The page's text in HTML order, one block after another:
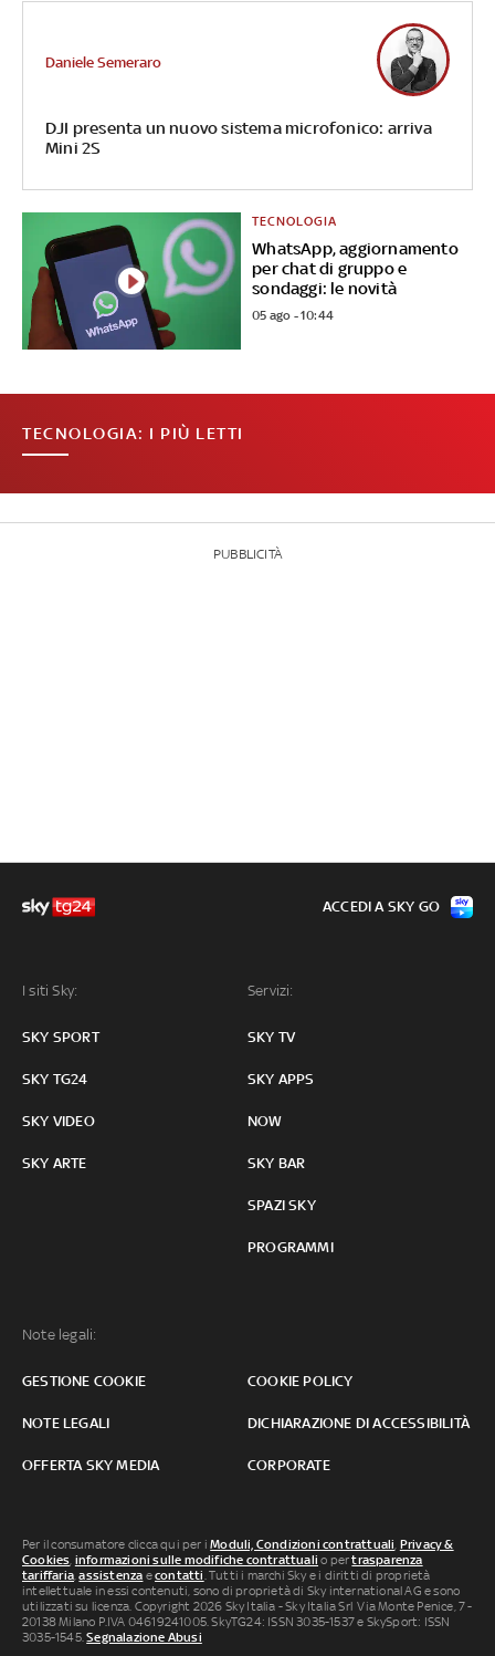
DJI presenta un nuovo sistema microfonico: arriva
Mini 2S
Daniele Semeraro
WhatsApp, aggiornamento
per chat di gruppo e
sondaggi: le novità
TECNOLOGIA
05 ago - 10:44
TECNOLOGIA: I PIÙ LETTI
PUBBLICITÀ
I siti Sky:
SKY SPORT
SKY TG24
SKY VIDEO
SKY ARTE
Servizi:
SKY TV
SKY APPS
NOW
SKY BAR
SPAZI SKY
PROGRAMMI
Note legali:
GESTIONE COOKIE COOKIE POLICY
NOTE LEGALI DICHIARAZIONE DI ACCESSIBILITÀ
OFFERTA SKY MEDIA CORPORATE
ACCEDI A SKY GO
Per il consumatore clicca qui per iModuli, Condizioni contrattuali, Privacy &
Cookies, informazioni sulle modifiche contrattuali o pertrasparenza
tariffaria,assistenza econtatti. Tutti i marchi Sky e i diritti di proprietà
intellettuale in essi contenuti, sono di proprietà di Sky international AG e sono
utilizzati su licenza. Copyright 2026 Sky Italia - Sky Italia Srl Via Monte Penice, 7 -
20138 Milano P.IVA 04619241005. SkyTG24: ISSN 3035-1537 e SkySport: ISSN
3035-1545.Segnalazione Abusi